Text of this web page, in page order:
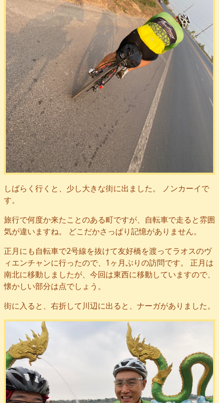
しばらく行くと、少し大きな街に出ました。 ノンカーイで
す。
旅行で何度か来たことのある町ですが、自転車で走ると雰囲
気が違いますね。 どこだかさっぱり記憶がありません。
正月にも自転車で2号線を抜けて友好橋を渡ってラオスのヴ
ィエンチャンに行ったので、1ヶ月ぶりの訪問です。 正月は
南北に移動しましたが、今回は東西に移動していますので、
懐かしい部分は点でしょう。
街に入ると、右折して川辺に出ると、ナーガがありました。